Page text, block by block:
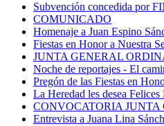
Subvención concedida por
COMUNICADO
Homenaje a Juan Espino
Fiestas en Honor a Nuestra
JUNTA GENERAL
Noche de reportajes - El
Pregón de las Fiestas en
La Heredad les desea
CONVOCATORIA
Entrevista a Juana Lina